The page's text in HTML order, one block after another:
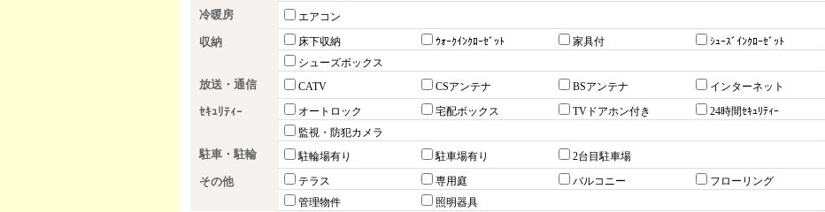
冷暖房 エアコン
収納 床下収納 ｳｫｰｸｲﾝｸﾛｰｾﾞｯﾄ 家具付
ｼｭｰｽﾞｲﾝｸﾛｰｾﾞｯﾄ
シューズボックス
放送・通信 CATV CSアンテナ BSアンテナ インターネット
ｾｷｭﾘﾃｨｰ オートロック 宅配ボックス TVドアホン付き
24時間ｾｷｭﾘﾃｨｰ
監視・防犯カメラ
駐車・駐輪 駐輪場有り 駐車場有り 2台目駐車場
その他 テラス 専用庭 バルコニー
フローリング
管理物件
照明器具